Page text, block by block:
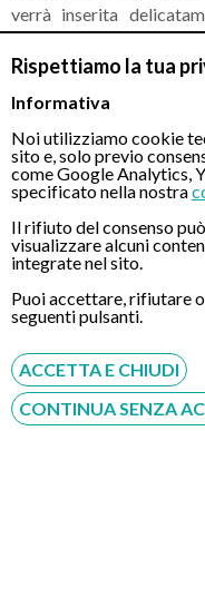
Rispettiamo la tua
Informativa
Noi utilizziamo cookie
sito e, solo previo
come Google Analytics,
specificato nella nostra
Il rifiuto del consenso
visualizzare alcuni
integrate nel sito.
Puoi accettare, rifiutare
seguenti pulsanti.
ACCETTA E CHIUDI
CONTINUA SENZA
verrà inserita
essere condotta per
Nel corso dell’ispezione,
estrarre polipi o
delle successive analisi
La sonda
dev'essere spinta.
fastidio. Per questa
Colonscopie vengono
Al termine dell’esame,
dettagliato
specificando cosa è
Dolore nella